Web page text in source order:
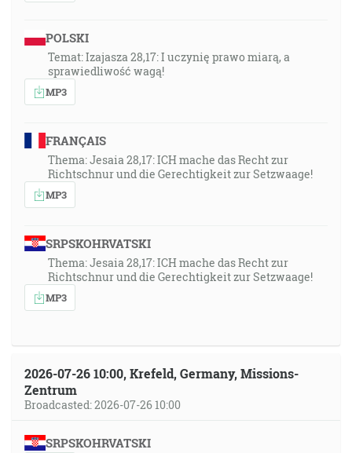
POLSKI
Temat: Izajasza 28,17: I uczynię prawo miarą, a
sprawiedliwość wagą!
MP3
FRANÇAIS
Thema: Jesaia 28,17: ICH mache das Recht zur
Richtschnur und die Gerechtigkeit zur Setzwaage!
MP3
SRPSKOHRVATSKI
Thema: Jesaia 28,17: ICH mache das Recht zur
Richtschnur und die Gerechtigkeit zur Setzwaage!
MP3
2026-07-26 10:00, Krefeld, Germany, Missions-
Zentrum
Broadcasted: 2026-07-26 10:00
SRPSKOHRVATSKI